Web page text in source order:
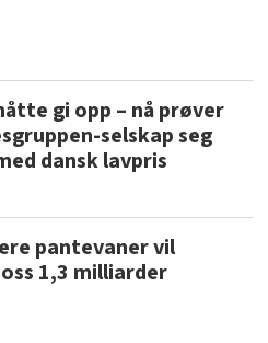
gi opp – nå prøver
selskap seg
dansk lavpris
pantevaner vil
1,3 milliarder